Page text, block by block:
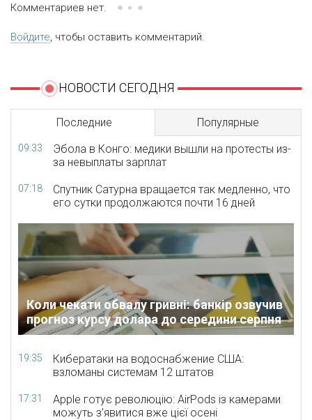
Комментариев нет.
Войдите, чтобы оставить комментарий.
НОВОСТИ СЕГОДНЯ
Последние Популярные
09:33
Эбола в Конго: медики вышли на протесты из-
за невыплаты зарплат
07:18
Спутник Сатурна вращается так медленно, что
его сутки продолжаются почти 16 дней
Коли чекати обвалу гривні: банкір озвучив
прогноз курсу долара до середини серпня
19:35
Кибератаки на водоснабжение США:
взломаны системам 12 штатов
17:31
Apple готує революцію: AirPods із камерами
можуть з’явитися вже цієї осені